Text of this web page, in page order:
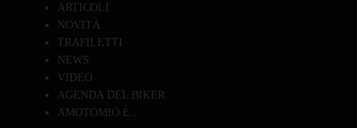
ARTICOLI
NOVITÀ
TRAFILETTI
NEWS
VIDEO
AGENDA DEL BIKER
AMOTOMIO È...